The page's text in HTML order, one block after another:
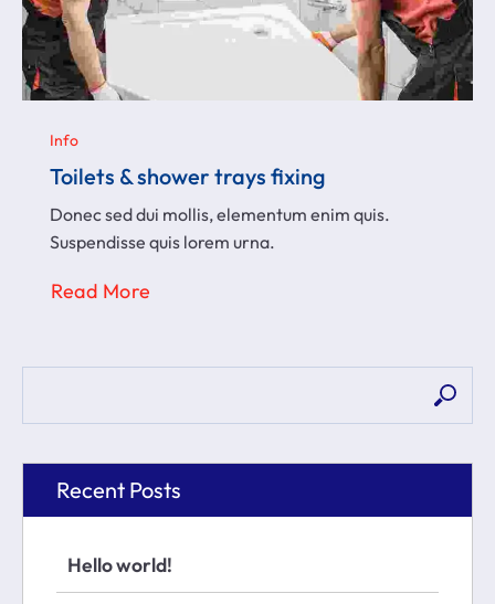
Info
Toilets & shower trays fixing
Donec sed dui mollis, elementum enim quis.
Suspendisse quis lorem urna.
Read More
Recent Posts
Hello world!